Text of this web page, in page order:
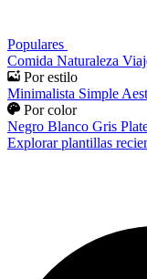
Populares
Comida Naturaleza
Por estilo
Minimalista Simple
Por color
Negro Blanco Gris
Explorar plantillas